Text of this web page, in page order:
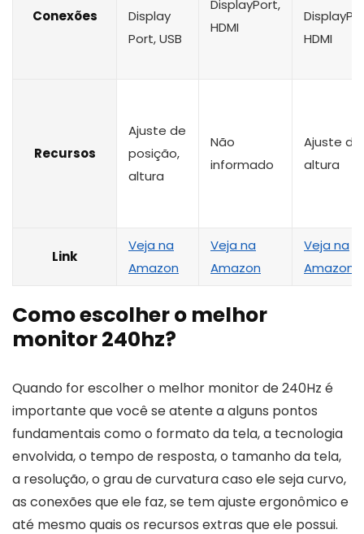
Conexões
Display
Port, USB
DisplayPort,
HDMI
HDMI
Recursos
Ajuste de
posição,
altura
Não
informado
Ajuste de
altura
Link
Veja na
Amazon
Veja na
Amazon
Veja na
Amazon
Como escolher o melhor
monitor 240hz?
Quando for escolher o melhor monitor de 240Hz é
importante que você se atente a alguns pontos
fundamentais como o formato da tela, a tecnologia
envolvida, o tempo de resposta, o tamanho da tela,
a resolução, o grau de curvatura caso ele seja curvo,
as conexões que ele faz, se tem ajuste ergonômico e
até mesmo quais os recursos extras que ele possui.